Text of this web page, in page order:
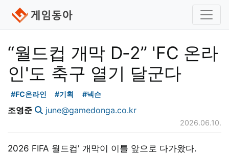
“월드컵 개막 D-2” 'FC 온라
인'도 축구 열기 달군다
#FC온라인 #기획 #넥슨
조영준 june@gamedonga.co.kr
2026.06.10.
2026 FIFA 월드컵' 개막이 이틀 앞으로 다가왔다.